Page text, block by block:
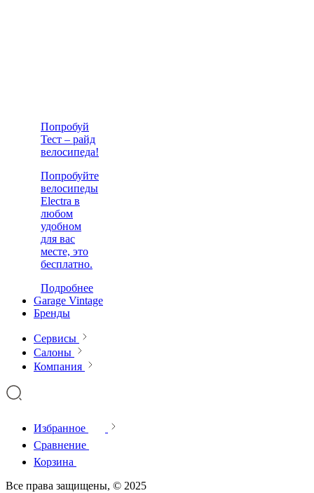
Попробуй
Тест – райд
велосипеда!
Попробуйте
велосипеды
Electra в
любом
удобном
для вас
месте, это
бесплатно.
Подробнее
Garage Vintage
Бренды
Сервисы
Салоны
Компания
Избранное
Сравнение
Корзина
Все права защищены, © 2025